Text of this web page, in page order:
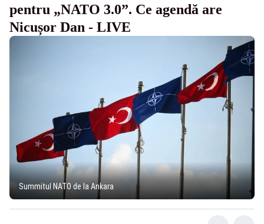
pentru „NATO 3.0”. Ce agendă are
Nicușor Dan - LIVE
Summitul NATO de la Ankara